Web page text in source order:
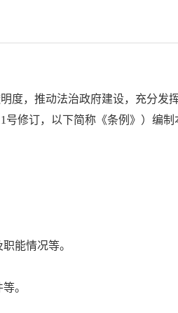
度，推动法治政府建设，充分发
修订，以下简称《条例》）编制
能情况等。
。